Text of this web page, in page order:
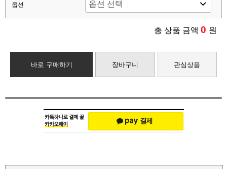
옵션
총 상품 금액 0 원
바로 구매하기 장바구니 관심상품